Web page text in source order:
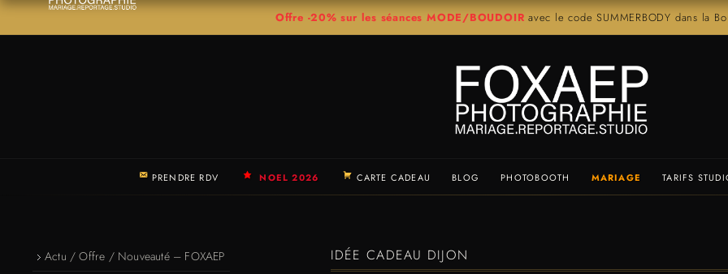
Offre -20% sur les séances MODE/BOUDOIR avec le code SUMMERBODY dans la
PRENDRE RDV NOEL 2026 CARTE CADEAU BLOG PHOTOBOOTH MARIAGE TARIFS
IDÉE CADEAU DIJON
Actu / Offre / Nouveauté – FOXAEP